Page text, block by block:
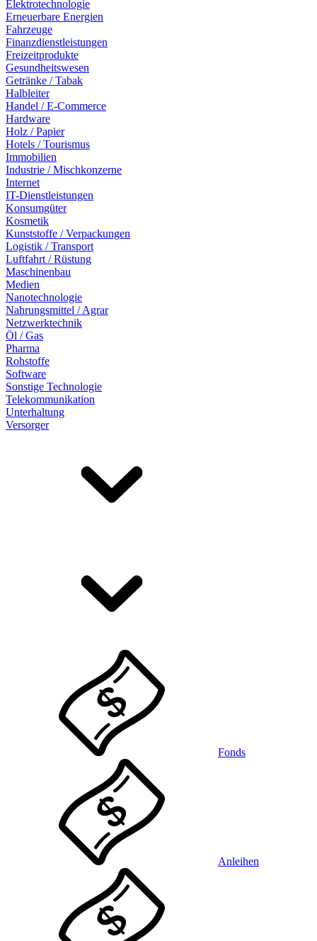
Elektrotechnologie
Erneuerbare Energien
Fahrzeuge
Finanzdienstleistungen
Freizeitprodukte
Gesundheitswesen
Getränke / Tabak
Halbleiter
Handel / E-Commerce
Hardware
Holz / Papier
Hotels / Tourismus
Immobilien
Industrie / Mischkonzerne
Internet
IT-Dienstleistungen
Konsumgüter
Kosmetik
Kunststoffe / Verpackungen
Logistik / Transport
Luftfahrt / Rüstung
Maschinenbau
Medien
Nanotechnologie
Nahrungsmittel / Agrar
Netzwerktechnik
Öl / Gas
Pharma
Rohstoffe
Software
Sonstige Technologie
Telekommunikation
Unterhaltung
Versorger
Fonds
Anleihen